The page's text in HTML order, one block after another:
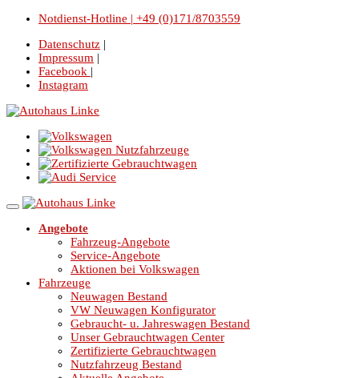
Notdienst-Hotline | +49 (0)171/8703559
Datenschutz |
Impressum |
Facebook |
Instagram
Angebote
Fahrzeug-Angebote
Service-Angebote
Aktionen bei Volkswagen
Fahrzeuge
Neuwagen Bestand
VW Neuwagen Konfigurator
Gebraucht- u. Jahreswagen Bestand
Unser Gebrauchtwagen Center
Zertifizierte Gebrauchtwagen
Nutzfahrzeug Bestand